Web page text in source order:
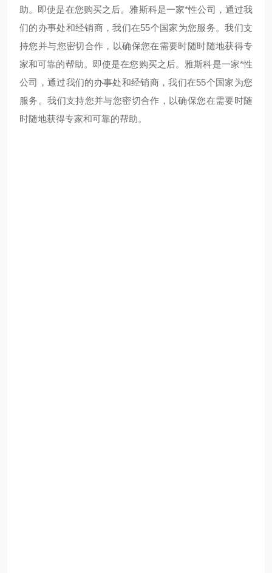
助。 即使是在您购买之后。雅斯科是一家*性公司，通过我
们的办事处和经销商，我们在55个国家为您服务。我们支
持您并与您密切合作，以确保您在需要时随时随地获得专
家和可靠的帮助。 即使是在您购买之后。雅斯科是一家*性
公司，通过我们的办事处和经销商，我们在55个国家为您
服务。我们支持您并与您密切合作，以确保您在需要时随
时随地获得专家和可靠的帮助。